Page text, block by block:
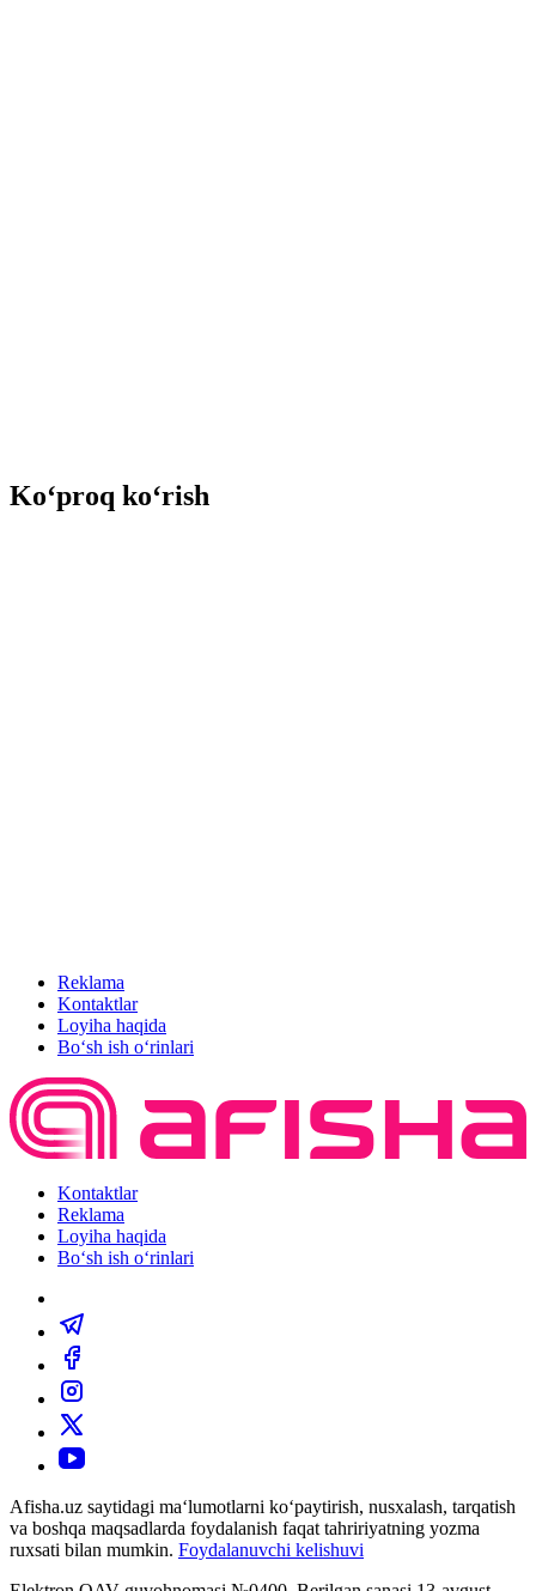
Ko‘proq ko‘rish
Reklama
Kontaktlar
Loyiha haqida
Bo‘sh ish o‘rinlari
Kontaktlar
Reklama
Loyiha haqida
Bo‘sh ish o‘rinlari
Afisha.uz saytidagi ma‘lumotlarni ko‘paytirish, nusxalash, tarqatish
va boshqa maqsadlarda foydalanish faqat tahririyatning yozma
ruxsati bilan mumkin. Foydalanuvchi kelishuvi